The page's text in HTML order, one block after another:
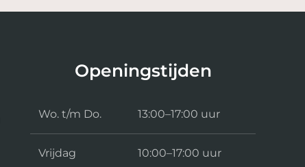
Openingstijden
Wo. t/m Do. 13:00–17:00 uur
Vrijdag 10:00–17:00 uur